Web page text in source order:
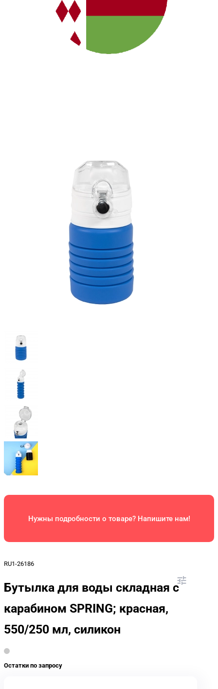
Нужны подробности о товаре? Напишите нам!
RU1-26186
Бутылка для воды складная с
карабином SPRING; красная,
550/250 мл, силикон
Остатки по запросу